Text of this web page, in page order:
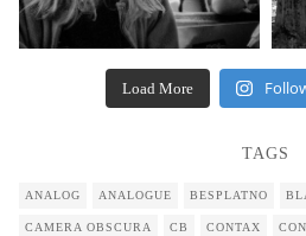
Load More
TAGS
ANALOG ANALOGUE BESPLATNO
CAMERA OBSCURA CB CONTAX